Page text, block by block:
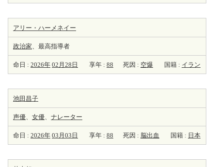
アリー・ハーメネイー
政治家、最高指導者
命日 : 2026年 02月28日 享年 : 88 死因 : 空爆 国籍 : イラン
池田昌子
声優、 女優、 ナレーター
命日 : 2026年 03月03日 享年 : 88 死因 : 脳出血 国籍 : 日本